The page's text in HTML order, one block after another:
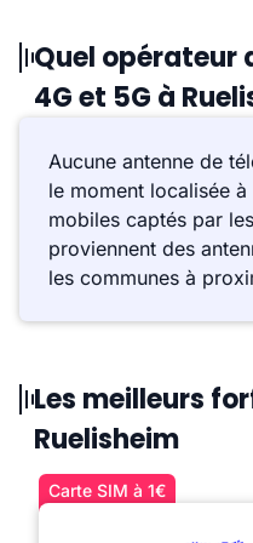
Quel opérateur
4G et 5G à
Aucune antenne de
le moment localisée à
mobiles captés par
proviennent des
les communes à
Les meilleurs
Ruelisheim
Carte SIM à 1€